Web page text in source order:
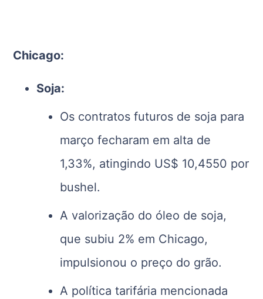
Chicago:
Soja:
Os contratos futuros de soja para
março fecharam em alta de
1,33%, atingindo US$ 10,4550 por
bushel.
A valorização do óleo de soja,
que subiu 2% em Chicago,
impulsionou o preço do grão.
A política tarifária mencionada